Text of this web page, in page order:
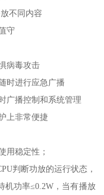
不同内容
守
病毒攻击
时进行应急广播
广播控制和系统管理
上非常便捷
用稳定性；
判断功放的运行状态，
机功率≤0.2W，当有播放